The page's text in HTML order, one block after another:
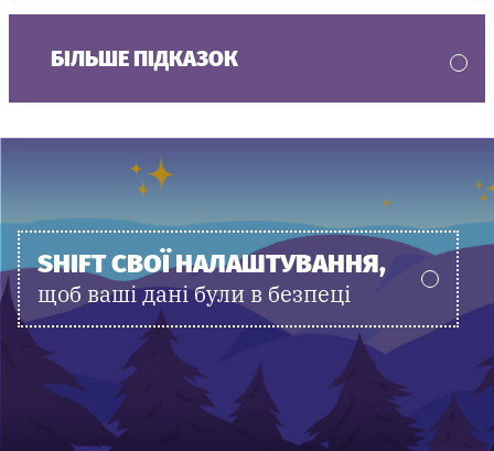
БІЛЬШЕ ПІДКАЗОК
SHIFT СВОЇ НАЛАШТУВАННЯ,
щоб ваші дані були в безпеці